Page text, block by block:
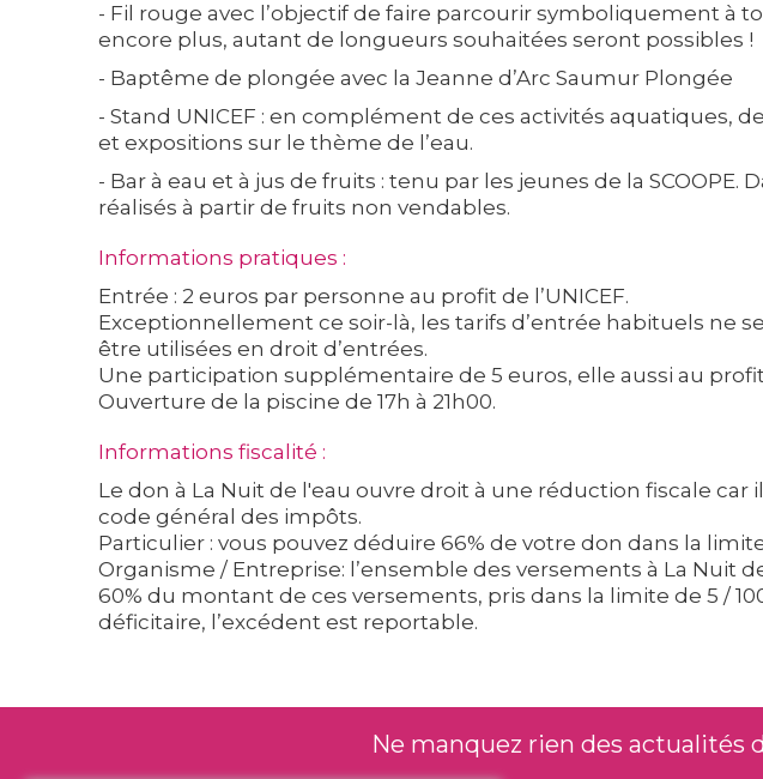
- Fil rouge avec l’objectif de faire parcourir symboliquement à
encore plus, autant de longueurs souhaitées seront possibles !
- Baptême de plongée avec la Jeanne d’Arc Saumur Plongée
- Stand UNICEF : en complément de ces activités aquatiques,
et expositions sur le thème de l’eau.
- Bar à eau et à jus de fruits : tenu par les jeunes de la
réalisés à partir de fruits non vendables.
Informations pratiques :
Entrée : 2 euros par personne au profit de l’UNICEF.
Exceptionnellement ce soir-là, les tarifs d’entrée habituels ne
être utilisées en droit d’entrées.
Une participation supplémentaire de 5 euros, elle aussi au
Ouverture de la piscine de 17h à 21h00.
Informations fiscalité :
Le don à La Nuit de l'eau ouvre droit à une réduction fiscale
code général des impôts.
Particulier : vous pouvez déduire 66% de votre don dans la
Organisme / Entreprise: l’ensemble des versements à La Nuit
60% du montant de ces versements, pris dans la limite de 5 /
déficitaire, l’excédent est reportable.
Ne manquez rien des actualités